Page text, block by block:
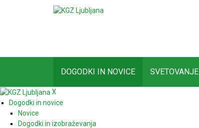
DOGODKI IN NOVICE SVETOVANJE
X
Dogodki in novice
Novice
Dogodki in izobraževanja